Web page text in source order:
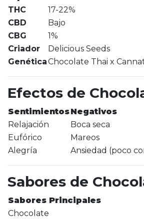
THC
17-22%
CBD
Bajo
CBG
1%
Criador
Delicious Seeds
GenéticaChocolate Thai x
Efectos de
SentimientosNegativos
Relajación
Boca seca
Eufórico
Mareos
Alegría
Ansiedad (poco
Sabores de
Sabores Principales
Chocolate